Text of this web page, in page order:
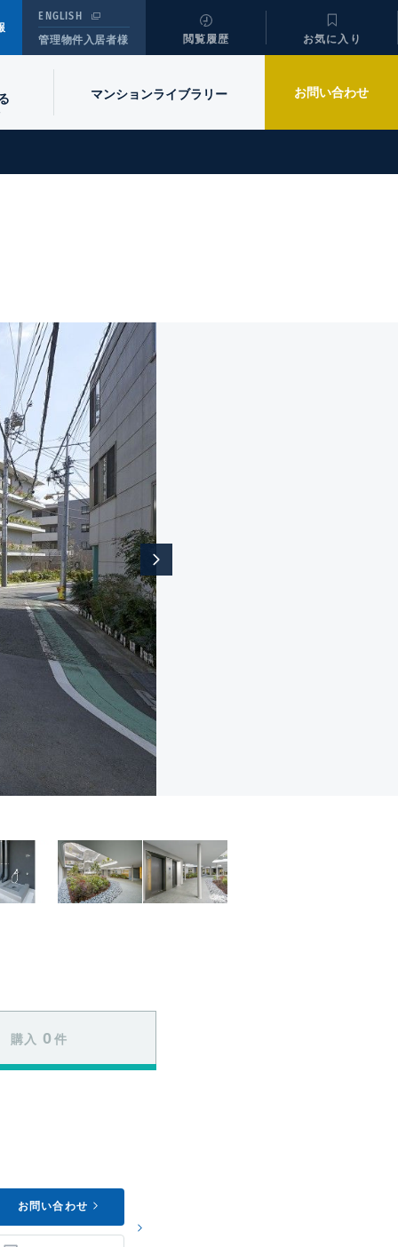
ENGLISH
管理物件入居者様
閲覧履歴 お気に入り
マンションライブラリー お問い合わせ
購入 0 件
お問い合わせ